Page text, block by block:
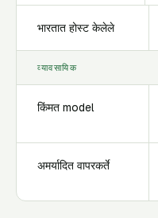
भारतात होस्ट केलेले
व्यावसायिक
किंमत model
अमर्यादित वापरकर्ते